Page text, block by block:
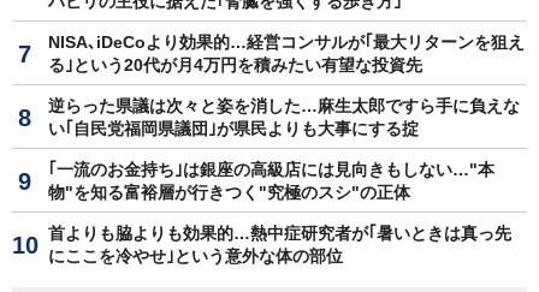
NISA､iDeCoより効果的…経営コンサルが｢最大リターンを狙え
る｣という20代が月4万円を積みたい有望な投資先
逆らった県議は次々と姿を消した…麻生太郎ですら手に負えな
い｢自民党福岡県議団｣が県民よりも大事にする掟
｢一流のお金持ち｣は銀座の高級店には見向きもしない…"本
物"を知る富裕層が行きつく"究極のスシ"の正体
首よりも脇よりも効果的…熱中症研究者が｢暑いときは真っ先
にここを冷やせ｣という意外な体の部位